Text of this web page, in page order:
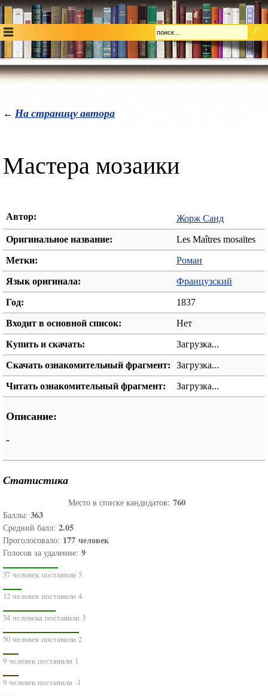
← На страницу автора
Мастера мозаики
Автор: Жорж Санд
Оригинальное название: Les Maîtres mosaïtes
Метки: Роман
Язык оригинала: Французский
Год: 1837
Входит в основной список: Нет
Купить и скачать: Загрузка...
Скачать ознакомительный фрагмент: Загрузка...
Читать ознакомительный фрагмент: Загрузка...
Описание:
-
Статистика
Место в списке кандидатов: 760
Баллы: 363
Средний балл: 2.05
Проголосовало: 177 человек
Голосов за удаление: 9
37 человек поставили 5
12 человек поставили 4
34 человека поставили 3
50 человек поставили 2
9 человек поставили 1
9 человек поставили -1